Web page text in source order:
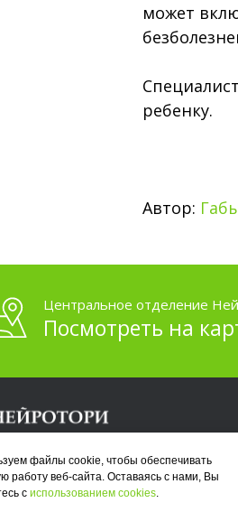
может
ребенку.
Автор:
Центральное отделение
Посмотреть на
файлы cookie, чтобы обеспечивать
работу веб-сайта. Оставаясь с нами, Вы
с использованием cookies.